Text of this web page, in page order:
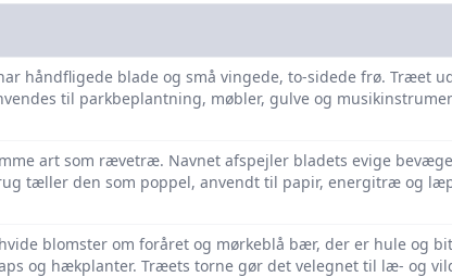
håndfligede blade og små vingede, to-sidede frø. Træet
til parkbeplantning, møbler, gulve og
art som rævetræ. Navnet afspejler bladets evige
tæller den som poppel, anvendt til papir, energitræ og
blomster om foråret og mørkeblå bær, der er hule og
og hækplanter. Træets torne gør det velegnet til læ- og